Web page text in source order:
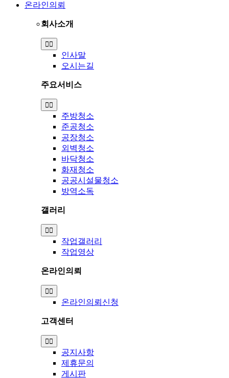
온라인의뢰
회사소개
Toggle
Navigation
인사말
오시는길
주요서비스
Toggle
Navigation
주방청소
준공청소
공장청소
외벽청소
바닥청소
화재청소
공공시설물청소
방역소독
갤러리
Toggle
Navigation
작업갤러리
작업영상
온라인의뢰
Toggle
Navigation
온라인의뢰신청
고객센터
Toggle
Navigation
공지사항
제휴문의
게시판